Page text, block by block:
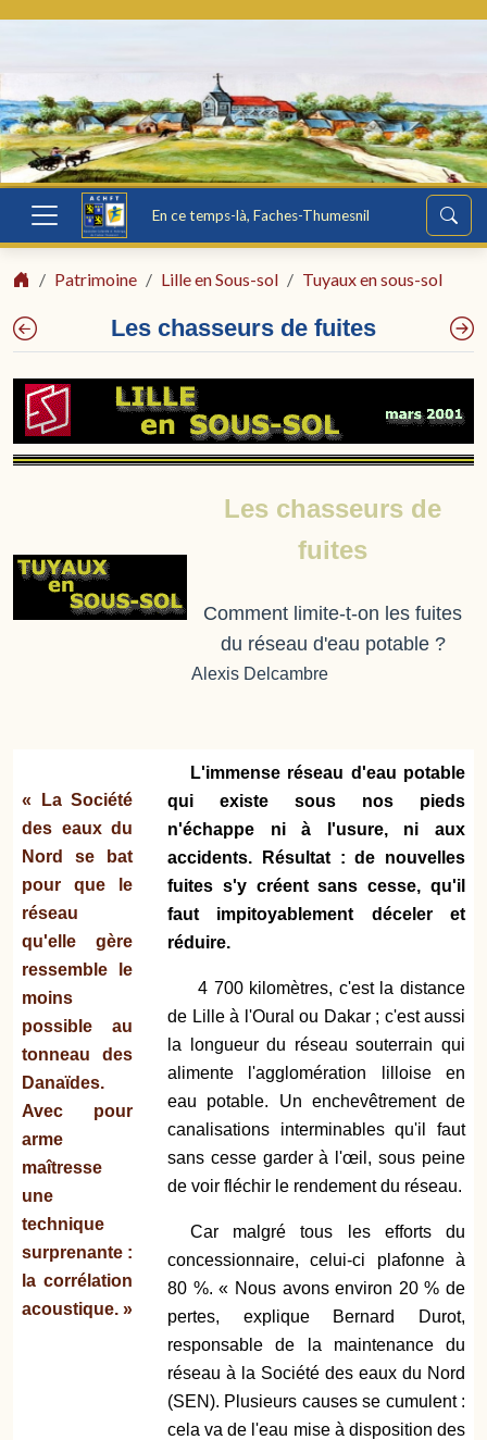
En ce temps-là, Faches-Thumesnil
Patrimoine Lille en Sous-sol Tuyaux en sous-sol
Les chasseurs de fuites
Les chasseurs de
fuites
Comment limite-t-on les fuites
du réseau d'eau potable ?
Alexis Delcambre
« La Société
des eaux du
Nord se bat
pour que le
réseau
qu'elle gère
ressemble le
moins
possible au
tonneau des
Danaïdes.
Avec pour
arme
maîtresse
une
technique
surprenante :
la corrélation
acoustique. »
L'immense réseau d'eau potable
qui existe sous nos pieds
n'échappe ni à l'usure, ni aux
accidents. Résultat : de nouvelles
fuites s'y créent sans cesse, qu'il
faut impitoyablement déceler et
réduire.
4 700 kilomètres, c'est la distance
de Lille à l'Oural ou Dakar ; c'est aussi
la longueur du réseau souterrain qui
alimente l'agglomération lilloise en
eau potable. Un enchevêtrement de
canalisations interminables qu'il faut
sans cesse garder à l'œil, sous peine
de voir fléchir le rendement du réseau.
Car malgré tous les efforts du
concessionnaire, celui-ci plafonne à
80 %. « Nous avons environ 20 % de
pertes, explique Bernard Durot,
responsable de la maintenance du
réseau à la Société des eaux du Nord
(SEN). Plusieurs causes se cumulent :
cela va de l'eau mise à disposition des